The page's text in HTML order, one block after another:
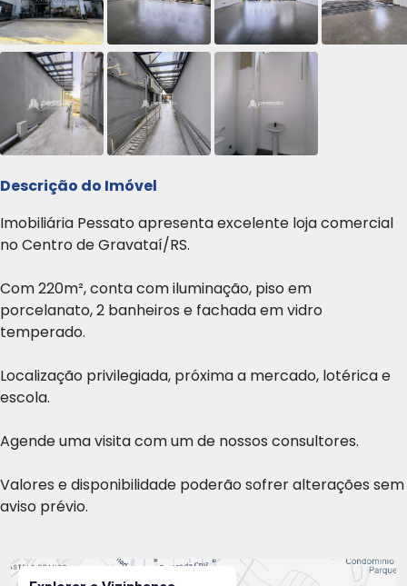
Descrição do Imóvel
Imobiliária Pessato apresenta excelente loja comercial
no Centro de Gravataí/RS.
Com 220m², conta com iluminação, piso em
porcelanato, 2 banheiros e fachada em vidro
temperado.
Localização privilegiada, próxima a mercado, lotérica e
escola.
Agende uma visita com um de nossos consultores.
Valores e disponibilidade poderão sofrer alterações sem
aviso prévio.